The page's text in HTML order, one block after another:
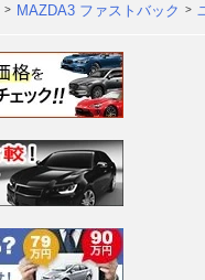
MAZDA3 ファストバック